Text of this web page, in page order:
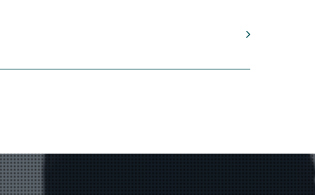
falliana”. La referencia a
de la Generación musical del 27, al